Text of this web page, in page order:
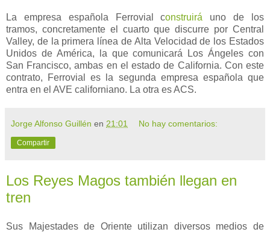
La empresa española Ferrovial construirá uno de los
tramos, concretamente el cuarto que discurre por Central
Valley, de la primera línea de Alta Velocidad de los Estados
Unidos de América, la que comunicará Los Ángeles con
San Francisco, ambas en el estado de California. Con este
contrato, Ferrovial es la segunda empresa española que
entra en el AVE californiano. La otra es ACS.
Jorge Alfonso Guillén en 21:01 No hay comentarios:
Compartir
Los Reyes Magos también llegan en
tren
Sus Majestades de Oriente utilizan diversos medios de